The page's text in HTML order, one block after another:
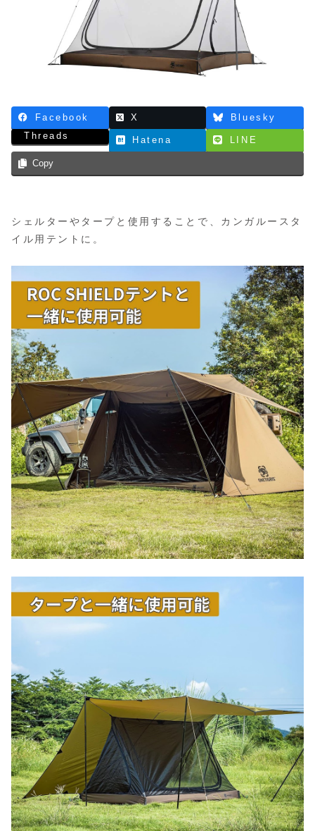
Facebook X
Bluesky
Threads
Hatena LINE
Copy
シェルターやタープと使用することで、カンガルースタ
イル用テントに。